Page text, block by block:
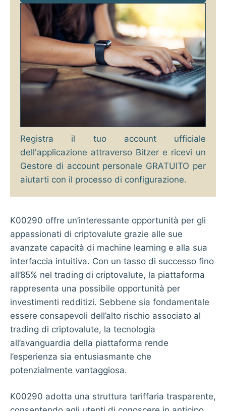
Registra il tuo account ufficiale
dell'applicazione attraverso Bitzer e ricevi un
Gestore di account personale GRATUITO per
aiutarti con il processo di configurazione.
K00290 offre un’interessante opportunità per gli
appassionati di criptovalute grazie alle sue
avanzate capacità di machine learning e alla sua
interfaccia intuitiva. Con un tasso di successo fino
all’85% nel trading di criptovalute, la piattaforma
rappresenta una possibile opportunità per
investimenti redditizi. Sebbene sia fondamentale
essere consapevoli dell’alto rischio associato al
trading di criptovalute, la tecnologia
all’avanguardia della piattaforma rende
l’esperienza sia entusiasmante che
potenzialmente vantaggiosa.
K00290 adotta una struttura tariffaria trasparente,